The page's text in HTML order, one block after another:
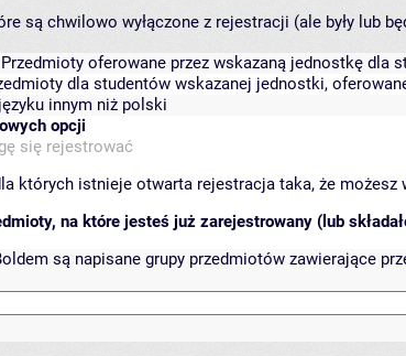
są chwilowo wyłączone z rejestracji (ale były lub
Przedmioty oferowane przez wskazaną jednostkę
dla studentów wskazanej jednostki,
innym niż polski
opcji
się rejestrować
których istnieje otwarta rejestracja taka, że
na które jesteś już zarejestrowany (lub
są napisane grupy przedmiotów zawierające